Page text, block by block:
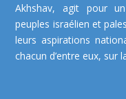
Akhshav, agit pour
peuples israélien et
leurs aspirations
chacun d’entre eux, sur